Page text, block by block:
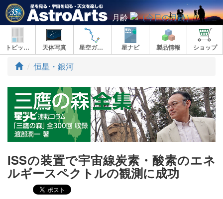
月齢
トピックス 天体写真 星空ガイド 星ナビ 製品情報 ショップ
ト
プ
恒星・銀河
ISSの装置で宇宙線炭素・酸素のエネ
ルギースペクトルの観測に成功